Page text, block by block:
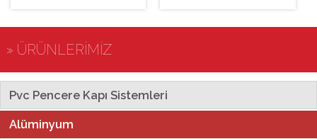
» ÜRÜNLERİMİZ
Pvc Pencere Kapı Sistemleri
Alüminyum